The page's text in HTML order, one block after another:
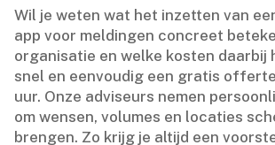
Wil je weten wat het inzetten van
app voor meldingen concreet
organisatie en welke kosten daarbij
snel en eenvoudig een gratis
uur.​ Onze adviseurs nemen
om wensen, volumes en locaties
brengen.​ Zo krijg je altijd een